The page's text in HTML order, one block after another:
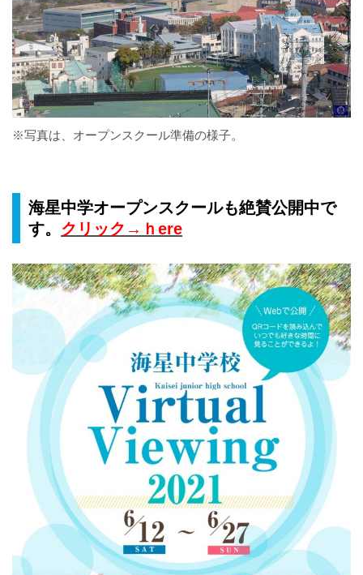
※写真は、オープンスクール準備の様子。
海星中学オープンスクールも絶賛公開中で
す。 クリック→ｈere